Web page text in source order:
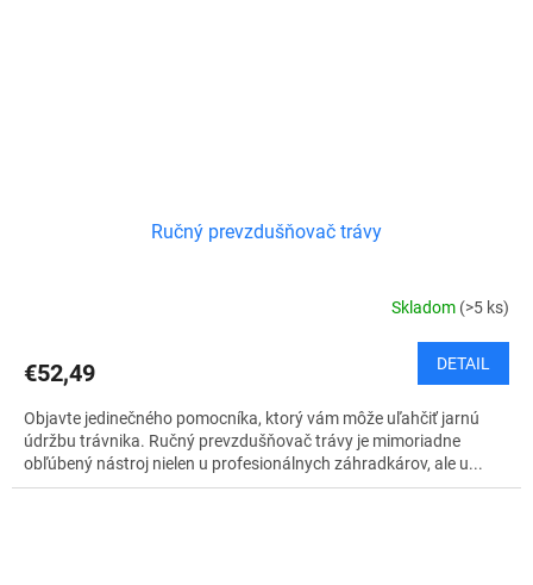
Ručný prevzdušňovač trávy
Skladom (>5 ks)
€52,49 DETAIL
Objavte jedinečného pomocníka, ktorý vám môže uľahčiť jarnú
údržbu trávnika. Ručný prevzdušňovač trávy je mimoriadne
obľúbený nástroj nielen u profesionálnych záhradkárov, ale u...